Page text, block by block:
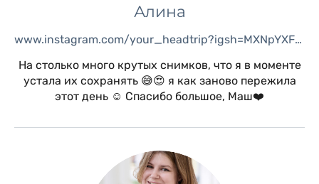
Алина
www.instagram.com/your_headtrip?igsh=MXNpYXFpbjZ6YXJkcw%3D%3D&utm_source=qr
На столько много крутых снимков, что я в моменте
устала их сохранять 😅😍 я как заново пережила
этот день ☺️ Спасибо большое, Маш❤️